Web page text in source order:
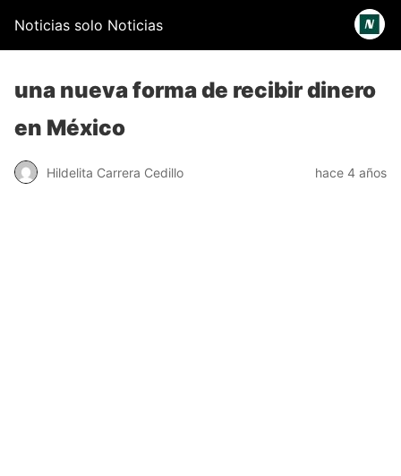
Noticias solo Noticias
una nueva forma de recibir dinero
en México
Hildelita Carrera Cedillo hace 4 años